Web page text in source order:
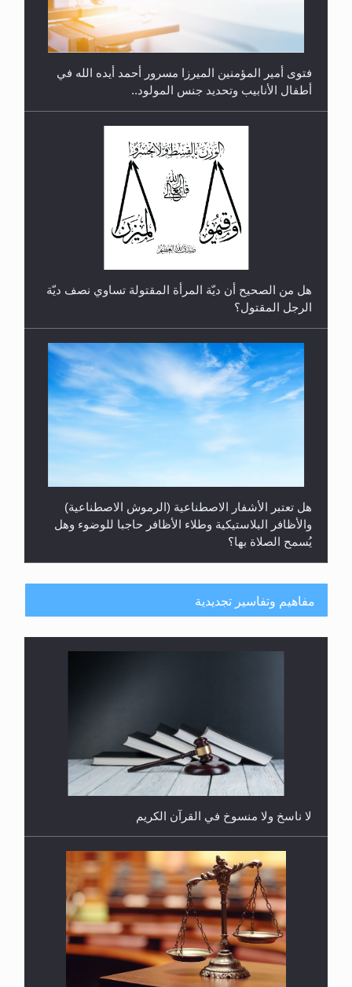
رأيٌ في لغة المسيح الموعود عليه السلام.. 4...
فتوى أمير المؤمنين الميرزا مسرور أحمد أيده الله في
أطفال الأنابيب وتحديد جنس المولود..
هل من الصحيح أن ديّة المرأة المقتولة تساوي نصف ديّة
الرجل المقتول؟
هل تعتبر الأشفار الاصطناعية (الرموش الاصطناعية)
والأظافر البلاستيكية وطلاء الأظافر حاجبا للوضوء وهل
يُسمح الصلاة بها؟
هل يُحسب حول الزكاة وفق السنة الميلادية أو الهجرية؟
هل يجوز فتح مشروع كوافير نسائي للمحجبات وغير
المحجبات؟
مفاهيم وتفاسير تجديدية
لا ناسخ ولا منسوخ في القرآن الكريم